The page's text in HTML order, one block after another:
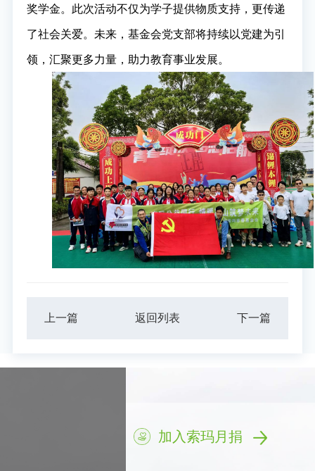
奖学金。此次活动不仅为学子提供物质支持，更传递
了社会关爱。未来，基金会党支部将持续以党建为引
领，汇聚更多力量，助力教育事业发展。
上一篇 返回列表 下一篇
加入索玛月捐